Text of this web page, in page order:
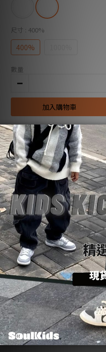
尺寸 : 400%
400%
數量
加入購物車
商品描述
送
商
💡 購物前請詳閱：【
💬 商品諮詢與建議：【聯
About